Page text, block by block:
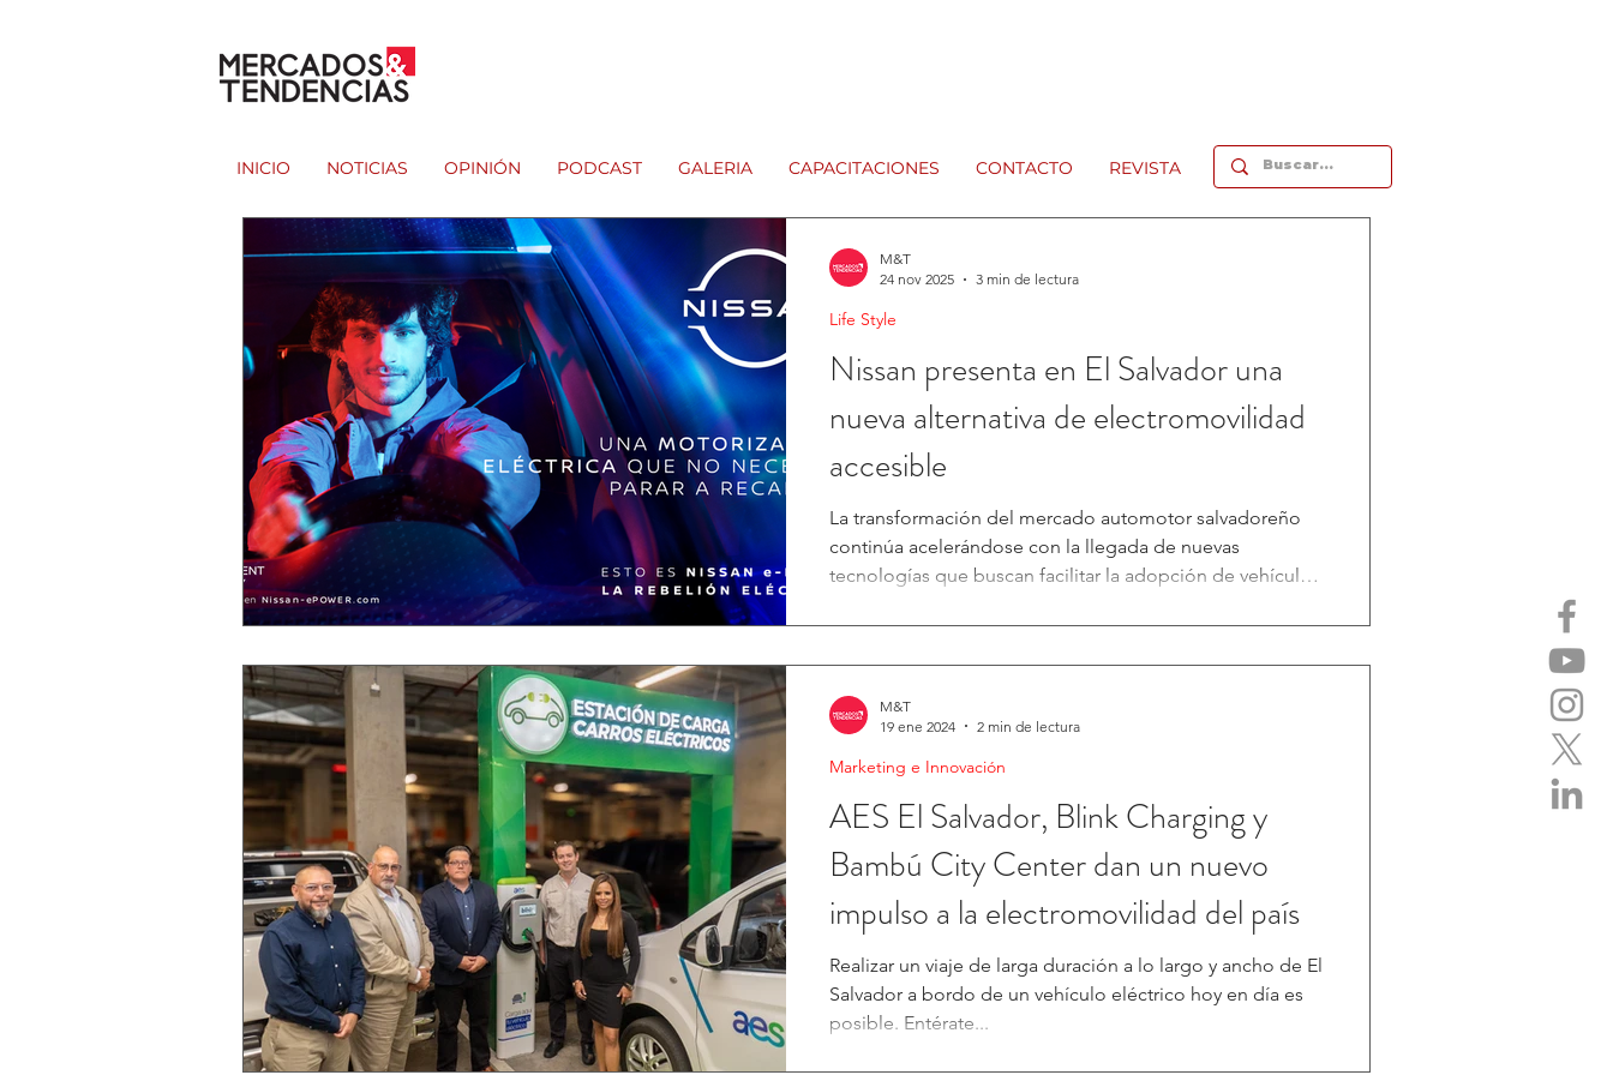
INICIO NOTICIAS OPINIÓN PODCAST GALERIA CAPACITACIONES CONTACTO REVISTA
Nissan presenta en El Salvador una
nueva alternativa de electromovilidad
accesible
La transformación del mercado automotor salvadoreño
continúa acelerándose con la llegada de nuevas
tecnologías que buscan facilitar la adopción de vehículos
este contexto, la nueva Nissan X-Trail e-POWER
desembarcará en el país como una alternativa que
combina conducción eléctrica al 100% con autonomía
extendida, una propuesta pensada para consumidores
depender por complet
Life Style
M&T
24 nov 2025
3 min de lectura
AES El Salvador, Blink Charging y
Bambú City Center dan un nuevo
impulso a la electromovilidad del país
Realizar un viaje de larga duración a lo largo y ancho de El
Salvador a bordo de un vehículo eléctrico hoy en día es
posible. Entérate...
Marketing e Innovación
M&T
19 ene 2024
2 min de lectura